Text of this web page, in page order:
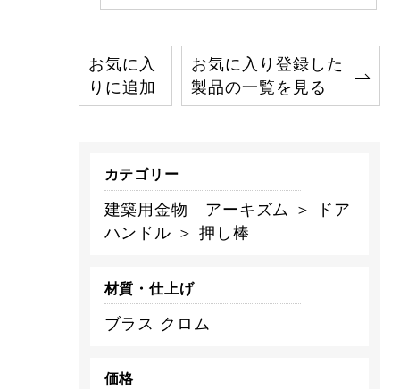
お気に入
りに追加
お気に入り登録した
製品の一覧を見る
カテゴリー
建築用金物 アーキズム ＞ ドア
ハンドル ＞ 押し棒
材質・仕上げ
ブラス クロム
価格